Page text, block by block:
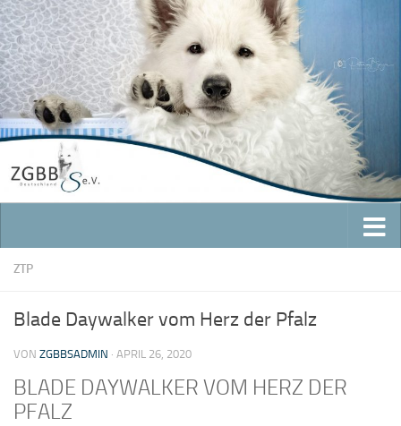
Zum Inhalt springen
ZTP
Blade Daywalker vom Herz der Pfalz
VON ZGBBSADMIN · APRIL 26, 2020
BLADE DAYWALKER VOM HERZ DER
PFALZ